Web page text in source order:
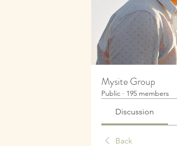
Mysite Group
Public · 195 members
Discussion
Back